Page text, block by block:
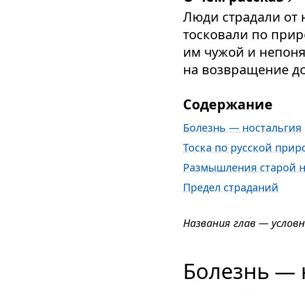
Люди страдали от
тосковали по
им чужой и
на возвращение
Содержание
Болезнь — ностальгия
Тоска по русской
Размышления старой
Предел страданий
Названия глав —
Болезнь —